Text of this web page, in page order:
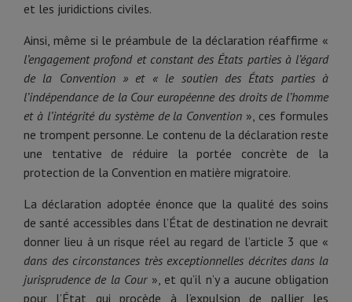
et les juridictions civiles.
Ainsi, même si le préambule de la déclaration réaffirme «
l’engagement profond et constant des États parties à l’égard
de la Convention » et « le soutien des États parties à
l’indépendance de la Cour européenne des droits de l’homme
et à l’intégrité du système de la Convention », ces formules
ne trompent personne. Le contenu de la déclaration reste
une tentative de réduire la portée concrète de la
protection de la Convention en matière migratoire.
La déclaration adoptée énonce que la qualité des soins
de santé accessibles dans l’État de destination ne devrait
donner lieu à un risque réel au regard de l’article 3 que «
dans des circonstances très exceptionnelles décrites dans la
jurisprudence de la Cour», et qu’il n’y a aucune obligation
pour l’État qui procède à l’expulsion de pallier les